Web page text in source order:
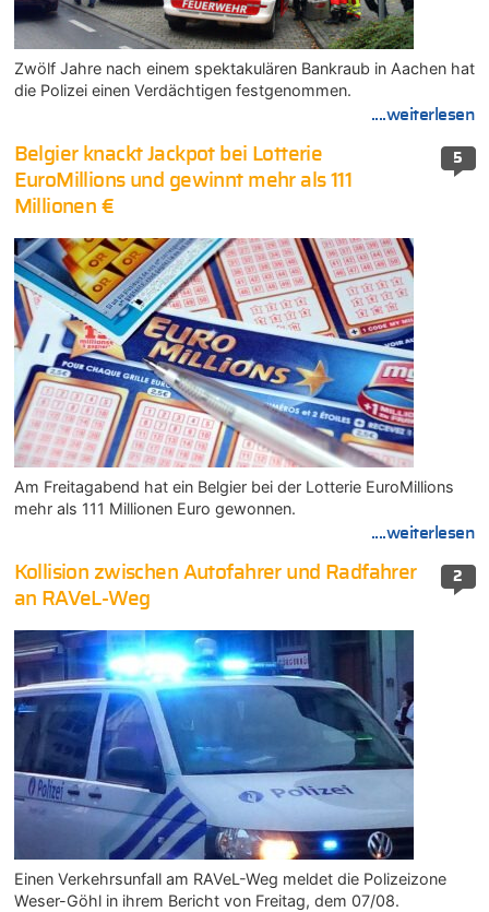
Zwölf Jahre nach einem spektakulären Bankraub in Aachen hat
die Polizei einen Verdächtigen festgenommen.
....weiterlesen
5
Belgier knackt Jackpot bei Lotterie
EuroMillions und gewinnt mehr als 111
Millionen €
Am Freitagabend hat ein Belgier bei der Lotterie EuroMillions
mehr als 111 Millionen Euro gewonnen.
....weiterlesen
2
Kollision zwischen Autofahrer und Radfahrer
an RAVeL-Weg
Einen Verkehrsunfall am RAVeL-Weg meldet die Polizeizone
Weser-Göhl in ihrem Bericht von Freitag, dem 07/08.